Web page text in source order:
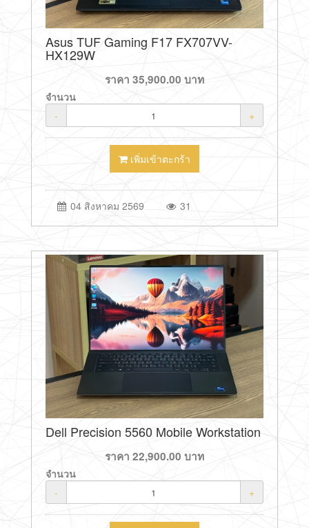
Asus TUF Gaming F17 FX707VV-
HX129W
ราคา 35,900.00 บาท
จำนวน
-
+
เพิ่มเข้าตะกร้า
04 สิงหาคม 2569 31
Dell Precision 5560 Mobile Workstation
ราคา 22,900.00 บาท
จำนวน
-
+